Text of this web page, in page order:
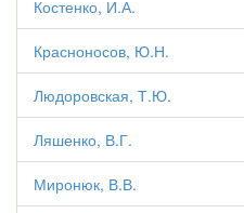
Костенко, И.А.
Красноносов, Ю.Н.
Людоровская, Т.Ю.
Ляшенко, В.Г.
Миронюк, В.В.